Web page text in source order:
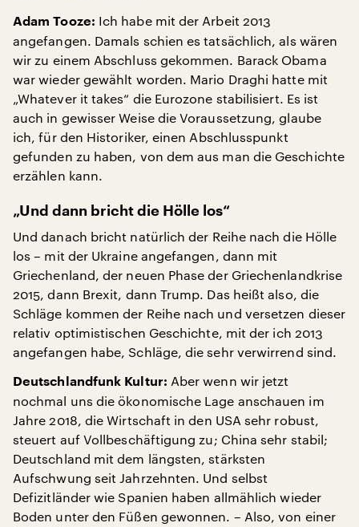
Adam Tooze: Ich habe mit der Arbeit 2013
angefangen. Damals schien es tatsächlich, als wären
wir zu einem Abschluss gekommen. Barack Obama
war wieder gewählt worden. Mario Draghi hatte mit
„Whatever it takes“ die Eurozone stabilisiert. Es ist
auch in gewisser Weise die Voraussetzung, glaube
ich, für den Historiker, einen Abschlusspunkt
gefunden zu haben, von dem aus man die Geschichte
erzählen kann.
„Und dann bricht die Hölle los“
Und danach bricht natürlich der Reihe nach die Hölle
los – mit der Ukraine angefangen, dann mit
Griechenland, der neuen Phase der Griechenlandkrise
2015, dann Brexit, dann Trump. Das heißt also, die
Schläge kommen der Reihe nach und versetzen dieser
relativ optimistischen Geschichte, mit der ich 2013
angefangen habe, Schläge, die sehr verwirrend sind.
Deutschlandfunk Kultur: Aber wenn wir jetzt
nochmal uns die ökonomische Lage anschauen im
Jahre 2018, die Wirtschaft in den USA sehr robust,
steuert auf Vollbeschäftigung zu; China sehr stabil;
Deutschland mit dem längsten, stärksten
Aufschwung seit Jahrzehnten. Und selbst
Defizitländer wie Spanien haben allmählich wieder
Boden unter den Füßen gewonnen. – Also, von einer